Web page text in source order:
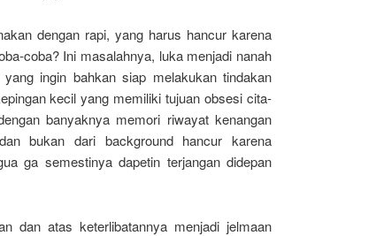
dengan rapi, yang harus hancur karena
coba? Ini masalahnya, luka menjadi nanah
ingin bahkan siap melakukan tindakan
kecil yang memiliki tujuan obsesi cita-
banyaknya memori riwayat kenangan
bukan dari background hancur karena
ga semestinya dapetin terjangan didepan
dan atas keterlibatannya menjadi jelmaan